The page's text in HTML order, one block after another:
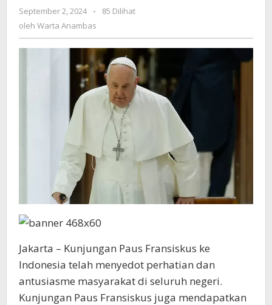
Indonesia
September 2, 2024
oleh
-
85 Dilihat
oleh Warta Anambas
Jakarta – Kunjungan Paus Fransiskus ke
Indonesia telah menyedot perhatian dan
antusiasme masyarakat di seluruh negeri.
Kunjungan Paus Fransiskus juga mendapatkan